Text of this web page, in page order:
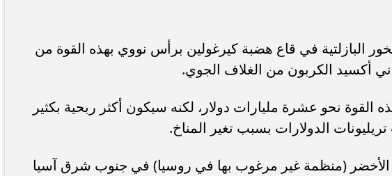
البازلتية في قاع هضبة كيرغولين برأس نووي بهذه القوة من
أكسيد الكربون من الغلاف الجوي.
القوة نحو عشرة مليارات دولار، لكنه سيكون أكثر ربحية بكثير
الدولارات بسبب تغير المناخ.
الأخضر (منظمة غير مرغوب بها في روسيا) في جنوب شرق آسيا